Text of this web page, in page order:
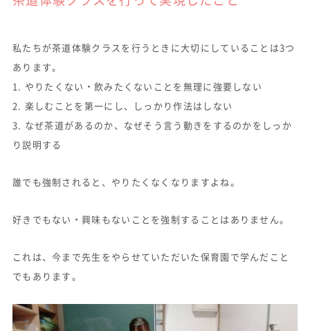
私たちが茶道体験クラスを行うときに大切にしていることは3つ
あります。
1. やりたくない・飲みたくないことを無理に強要しない
2. 楽しむことを第一にし、しっかり作法はしない
3. なぜ茶道があるのか、なぜそう言う動きをするのかをしっか
り説明する
誰でも強制されると、やりたくなくなりますよね。
好きでもない・興味もないことを強制することはありません。
これは、今まで先生をやらせていただいた保育園で学んだこと
でもあります。